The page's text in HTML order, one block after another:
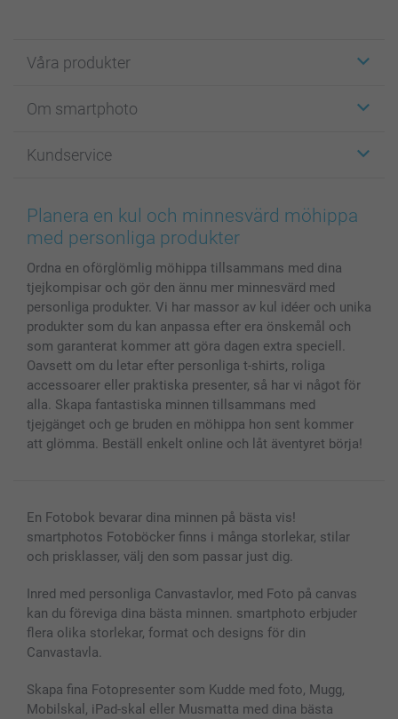
Våra produkter
Fotokort
Fotoböcker
Bilder, Fotoförstoring & Fotohäften
Skal till Mobil & Surfplatta
Fotoalmanackor & Fotoagenda
Fotoramar & Tillbehör
Presentkort
Alla fotoprodukter
Om smartphoto
För affiliates
Cookie Policy
Sitemap
Investor Relations
Kundservice
smartgaranti
smartbonus
Status på beställningar
Planera en kul och minnesvärd möhippa
med personliga produkter
Ordna en oförglömlig möhippa tillsammans med dina
tjejkompisar och gör den ännu mer minnesvärd med
personliga produkter. Vi har massor av kul idéer och unika
produkter som du kan anpassa efter era önskemål och
som garanterat kommer att göra dagen extra speciell.
Oavsett om du letar efter personliga t-shirts, roliga
accessoarer eller praktiska presenter, så har vi något för
alla. Skapa fantastiska minnen tillsammans med
tjejgänget och ge bruden en möhippa hon sent kommer
att glömma. Beställ enkelt online och låt äventyret börja!
En Fotobok bevarar dina minnen på bästa vis!
smartphotos Fotoböcker finns i många storlekar, stilar
och prisklasser, välj den som passar just dig.
Inred med personliga Canvastavlor, med Foto på canvas
kan du föreviga dina bästa minnen. smartphoto erbjuder
flera olika storlekar, format och designs för din
Canvastavla.
Skapa fina Fotopresenter som Kudde med foto, Mugg,
Mobilskal, iPad-skal eller Musmatta med dina bästa